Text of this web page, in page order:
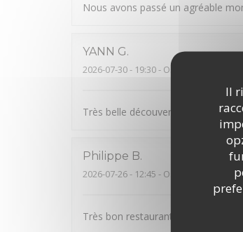
Il
Nous avons passé un agréable
YANN G
2026-07-30- 19:30 - Ospiti 2
Très belle découverte. Bon
Philippe B
2026-07-26- 12:45 - Ospiti 2
Très bon restaurant de type